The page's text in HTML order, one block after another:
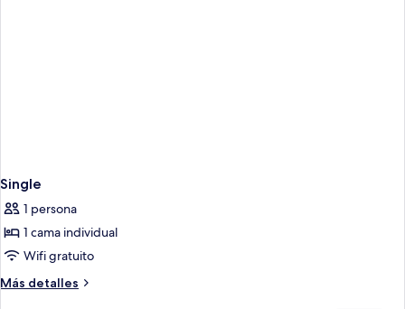
Single
1 persona
1 cama individual
Wifi gratuito
Más detalles
Más